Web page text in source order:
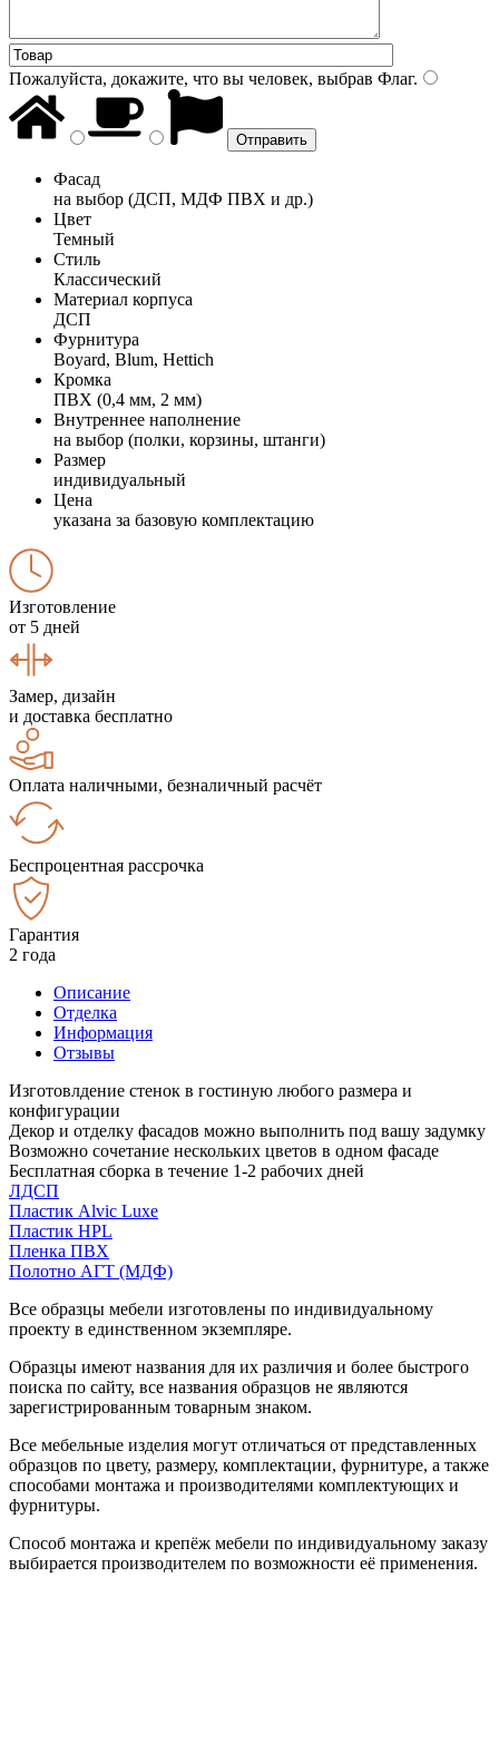
Пожалуйста, докажите, что вы человек, выбрав Флаг.
Фасад
на выбор (ДСП, МДФ ПВХ и др.)
Цвет
Темный
Стиль
Классический
Материал корпуса
ДСП
Фурнитура
Boyard, Blum, Hettich
Кромка
ПВХ (0,4 мм, 2 мм)
Внутреннее наполнение
на выбор (полки, корзины, штанги)
Размер
индивидуальный
Цена
указана за базовую комплектацию
Изготовление
от 5 дней
Замер, дизайн
и доставка бесплатно
Оплата наличными, безналичный расчёт
Беспроцентная рассрочка
Гарантия
2 года
Описание
Отделка
Информация
Отзывы
Изготовлдение стенок в гостиную любого размера и
конфигурации
Декор и отделку фасадов можно выполнить под вашу задумку
Возможно сочетание нескольких цветов в одном фасаде
Бесплатная сборка в течение 1-2 рабочих дней
ЛДСП
Пластик Alvic Luxe
Пластик HPL
Пленка ПВХ
Полотно АГТ (МДФ)
Все образцы мебели изготовлены по индивидуальному
проекту в единственном экземпляре.
Образцы имеют названия для их различия и более быстрого
поиска по сайту, все названия образцов не являются
зарегистрированным товарным знаком.
Все мебельные изделия могут отличаться от представленных
образцов по цвету, размеру, комплектации, фурнитуре, а также
способами монтажа и производителями комплектующих и
фурнитуры.
Способ монтажа и крепёж мебели по индивидуальному заказу
выбирается производителем по возможности её применения.